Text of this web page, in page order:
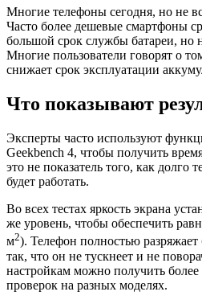
Многие телефоны сегодня, но не
Часто более дешевые смартфоны
большой срок службы батареи, но
Многие пользователи говорят о
снижает срок эксплуатации
Что показывают
Эксперты часто используют
Geekbench 4, чтобы получить
это не показатель того, как долго
будет работать.
Во всех тестах яркость экрана
же уровень, чтобы обеспечить
м2). Телефон полностью разряжает
так, что он не тускнеет и не
настройкам можно получить более
проверок на разных моделях.